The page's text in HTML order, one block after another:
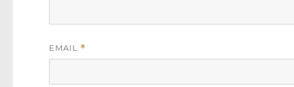
EMAIL *